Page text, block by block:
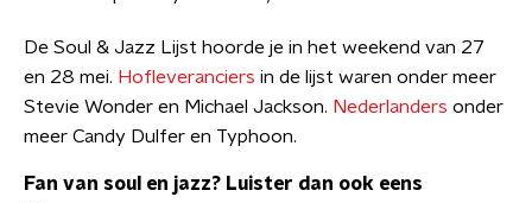
De Soul & Jazz Lijst hoorde je in het weekend van 27
en 28 mei. Hofleveranciers in de lijst waren onder meer
Stevie Wonder en Michael Jackson. Nederlanders onder
meer Candy Dulfer en Typhoon.
Fan van soul en jazz? Luister dan ook eens